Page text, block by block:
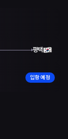
평택
입항 예정